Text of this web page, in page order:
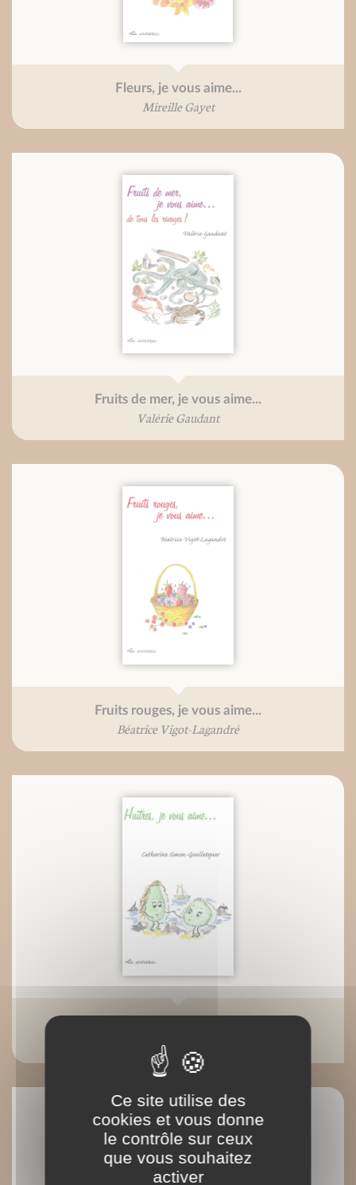
Fleurs, je vous aime...
Mireille Gayet
Fruits de mer, je vous aime...
Valérie Gaudant
Fruits rouges, je vous aime...
Béatrice Vigot-Lagandré
Ce site utilise des
cookies et vous donne
le contrôle sur ceux
que vous souhaitez
activer